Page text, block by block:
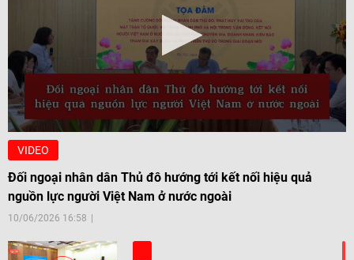
VIDEO
Đối ngoại nhân dân Thủ đô hướng tới kết nối hiệu quả
nguồn lực người Việt Nam ở nước ngoài
10/06/2026 16:58